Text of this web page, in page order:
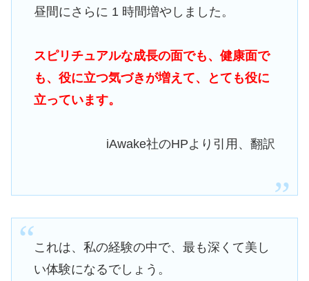
昼間にさらに 1 時間増やしました。
スピリチュアルな成長の面でも、健康面で
も、役に立つ気づきが増えて、とても役に
立っています。
iAwake社のHPより引用、翻訳
これは、私の経験の中で、最も深くて美し
い体験になるでしょう。